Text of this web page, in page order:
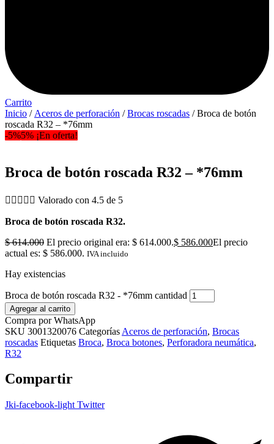
Carrito
Inicio / Aceros de perforación /Brocas roscadas / Broca de botón
roscada R32 – *76mm
-5%5% ¡En oferta!
Broca de botón roscada R32 – *76mm
     Valorado con 4.5 de 5
Broca de botón roscada R32.
$614.000 El precio original era: $ 614.000.$ 586.000El precio
actual es: $ 586.000. IVA incluido
Hay existencias
Broca de botón roscada R32 - *76mm cantidad
Agregar al carrito
Compra por WhatsApp
SKU 3001320076 Categorías Aceros de perforación, Brocas
roscadas Etiquetas Broca, Broca botones, Perforadora neumática,
R32
Compartir
Jki-facebook-light Twitter